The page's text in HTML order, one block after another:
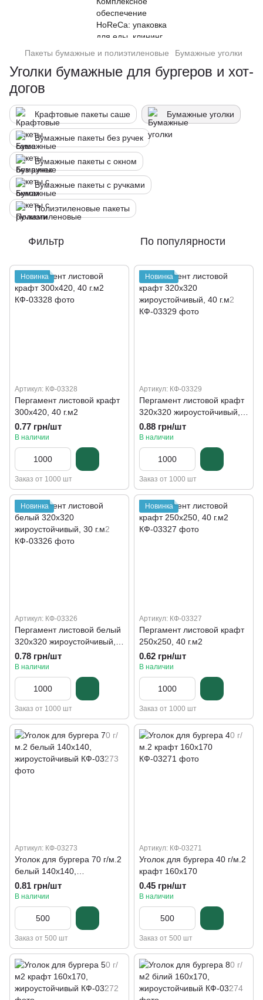
Пакеты бумажные и полиэтиленовые Бумажные уголки
Уголки бумажные для бургеров и хот-
догов
Крафтовые пакеты саше Бумажные уголки
Бумажные пакеты без ручек
Бумажные пакеты с окном
Бумажные пакеты с ручками
Полиэтиленовые пакеты
Фильтр По популярности
Новинка
Артикул: КФ-03328
Пергамент листовой крафт
300х420, 40 г.м2
0.77 грн/шт
В наличии
Заказ от 1000 шт
Новинка
Артикул: КФ-03329
Пергамент листовой крафт
320х320 жироустойчивый,
40 г.м2
0.88 грн/шт
В наличии
Заказ от 1000 шт
Новинка
Артикул: КФ-03326
Пергамент листовой белый
320х320 жироустойчивый,
30 г.м2
0.78 грн/шт
В наличии
Заказ от 1000 шт
Новинка
Артикул: КФ-03327
Пергамент листовой крафт
250х250, 40 г.м2
0.62 грн/шт
В наличии
Заказ от 1000 шт
Артикул: КФ-03273
Уголок для бургера 70 г/м.2
белый 140х140,
жироустойчивый
0.81 грн/шт
В наличии
Заказ от 500 шт
Артикул: КФ-03271
Уголок для бургера 40 г/м.2
крафт 160х170
0.45 грн/шт
В наличии
Заказ от 500 шт